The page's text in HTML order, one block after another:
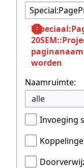
worden
Naamruimte:
alle
Invoeging